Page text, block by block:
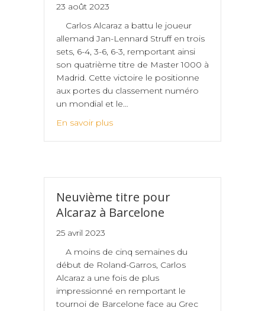
23 août 2023
Carlos Alcaraz a battu le joueur
allemand Jan-Lennard Struff en trois
sets, 6-4, 3-6, 6-3, remportant ainsi
son quatrième titre de Master 1000 à
Madrid. Cette victoire le positionne
aux portes du classement numéro
un mondial et le…
En savoir plus
Neuvième titre pour
Alcaraz à Barcelone
25 avril 2023
A moins de cinq semaines du
début de Roland-Garros, Carlos
Alcaraz a une fois de plus
impressionné en remportant le
tournoi de Barcelone face au Grec